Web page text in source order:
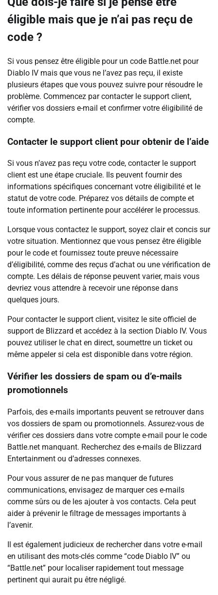
éligible mais que je n’ai pas reçu de
code ?
Si vous pensez être éligible pour un code Battle.net pour
Diablo IV mais que vous ne l’avez pas reçu, il existe
plusieurs étapes que vous pouvez suivre pour résoudre le
problème. Commencez par contacter le support client,
vérifier vos dossiers e-mail et confirmer votre éligibilité de
compte.
Contacter le support client pour obtenir de l’aide
Si vous n’avez pas reçu votre code, contacter le support
client est une étape cruciale. Ils peuvent fournir des
informations spécifiques concernant votre éligibilité et le
statut de votre code. Préparez vos détails de compte et
toute information pertinente pour accélérer le processus.
Lorsque vous contactez le support, soyez clair et concis sur
votre situation. Mentionnez que vous pensez être éligible
pour le code et fournissez toute preuve nécessaire
d’éligibilité, comme des reçus d’achat ou une vérification de
compte. Les délais de réponse peuvent varier, mais vous
devriez vous attendre à recevoir une réponse dans
quelques jours.
Pour contacter le support client, visitez le site officiel de
support de Blizzard et accédez à la section Diablo IV. Vous
pouvez utiliser le chat en direct, soumettre un ticket ou
même appeler si cela est disponible dans votre région.
Vérifier les dossiers de spam ou d’e-mails
promotionnels
Parfois, des e-mails importants peuvent se retrouver dans
vos dossiers de spam ou promotionnels. Assurez-vous de
vérifier ces dossiers dans votre compte e-mail pour le code
Battle.net manquant. Recherchez des e-mails de Blizzard
Entertainment ou d’adresses connexes.
Pour vous assurer de ne pas manquer de futures
communications, envisagez de marquer ces e-mails
comme sûrs ou de les ajouter à vos contacts. Cela peut
aider à prévenir le filtrage de messages importants à
l’avenir.
Il est également judicieux de rechercher dans votre e-mail
en utilisant des mots-clés comme “code Diablo IV” ou
“Battle.net” pour localiser rapidement tout message
pertinent qui aurait pu être négligé.